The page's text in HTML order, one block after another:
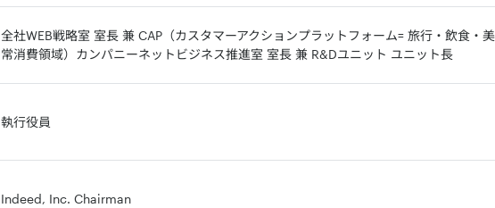
全社WEB戦略室 室長 兼 CAP（カスタマーアクションプラットフォーム= 旅行・飲食・
常消費領域）カンパニーネットビジネス推進室 室長 兼 R&Dユニット ユニット長
執行役員
Indeed, Inc. Chairman